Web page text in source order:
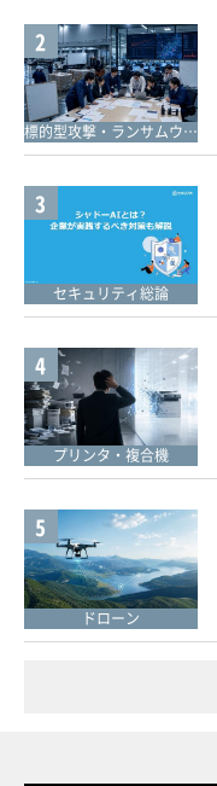
2
標的型攻撃・ランサムウェア対策
3
セキュリティ総論
4
プリンタ・複合機
5
ドローン